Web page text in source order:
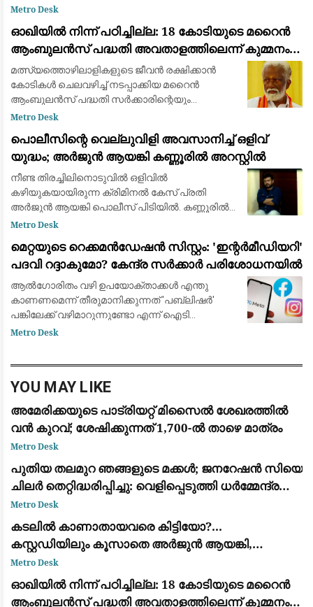
കണ്ണൂരിലെ ഒരു വനിത അഭിഭാഷകയുടെ ഫ്ലാറ്റിൽ
അറസ്റ്റ് ചെയ്തത്. പൊലീസി
Metro Desk
ഓഖിയിൽ നിന്ന് പഠിച്ചില്ല: 18 കോടിയുടെ മറൈൻ
ആംബുലൻസ് പദ്ധതി അവതാളത്തിലെന്ന് കുമ്മനം
രാജശേഖരൻ
മത്സ്യത്തൊഴിലാളികളുടെ ജീവൻ രക്ഷിക്കാൻ
കോടികൾ ചെലവഴിച്ച് നടപ്പാക്കിയ മറൈൻ
ആംബുലൻസ് പദ്ധതി സർക്കാരിന്റെയും
ഉദ്യോഗസ്ഥരുടെയും അനാസ്ഥ മൂലം
സമിതി അംഗം കുമ്മനം രാജശേഖര
Metro Desk
പൊലീസിന്റെ വെല്ലുവിളി അവസാനിച്ച് ഒളിവ്
യുദ്ധം; അർജുൻ ആയങ്കി കണ്ണൂരിൽ അറസ്റ്റിൽ
നീണ്ട തിരച്ചിലിനൊടുവിൽ ഒളിവില്‍
കഴിയുകയായിരുന്ന ക്രിമിനല്‍ കേസ് പ്രതി
അര്‍ജുന്‍ ആയങ്കി പൊലീസ് പിടിയിൽ. കണ്ണൂരിൽ
നിന്നാണ് പൊലീസ് ആയങ്കിയെ
ഡിഐജിയുടെ നേതൃത്വത്
Metro Desk
മെറ്റയുടെ റെക്കമൻഡേഷൻ സിസ്റ്റം: 'ഇന്റർമീഡിയറി'
പദവി റദ്ദാകുമോ? കേന്ദ്ര സർക്കാർ പരിശോധനയിൽ
ആൽഗോരിതം വഴി ഉപയോക്താക്കൾ എന്തു
കാണണമെന്ന് തീരുമാനിക്കുന്നത് 'പബ്ലിഷർ'
പങ്കിലേക്ക് വഴിമാറുന്നുണ്ടോ എന്ന് ഐടി
മന്ത്രാലയം വിലയിരുത്തുന്നു
Metro Desk
YOU MAY LIKE
അമേരിക്കയുടെ പാട്രിയറ്റ് മിസൈൽ ശേഖരത്തിൽ
വൻ കുറവ്; ശേഷിക്കുന്നത് 1,700-ൽ താഴെ മാത്രം
Metro Desk
പുതിയ തലമുറ ഞങ്ങളുടെ മക്കൾ; ജനറേഷൻ സിയെ
ചിലർ തെറ്റിദ്ധരിപ്പിച്ചു: വെളിപ്പെടുത്തി ധർമ്മേന്ദ്ര
പ്രധാൻ
Metro Desk
കടലില്‍ കാണാതായവരെ കിട്ടിയോ?...
കസ്റ്റഡിയിലും കൂസാതെ അർജുൻ ആയങ്കി,
സർക്കാറിനെതിരെ പരിഹാസം
Metro Desk
ഓഖിയിൽ നിന്ന് പഠിച്ചില്ല: 18 കോടിയുടെ മറൈൻ
ആംബുലൻസ് പദ്ധതി അവതാളത്തിലെന്ന് കുമ്മനം